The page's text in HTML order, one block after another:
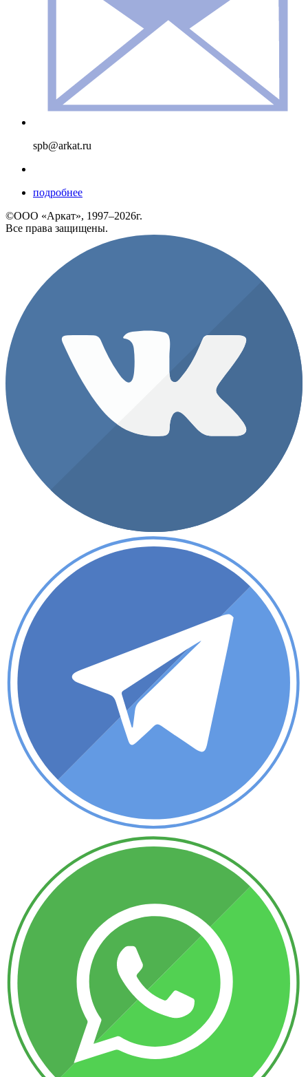
spb@arkat.ru
подробнее
©ООО «Аркат», 1997–2026г.
Все права защищены.